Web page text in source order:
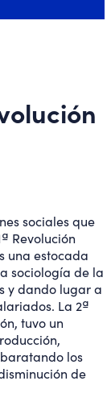
sociales que
Revolución
una estocada
sociología de la
y dando lugar a
La 2ª
tuvo un
los
de